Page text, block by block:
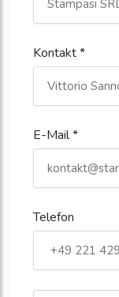
Kontakt *
E-Mail *
Telefon